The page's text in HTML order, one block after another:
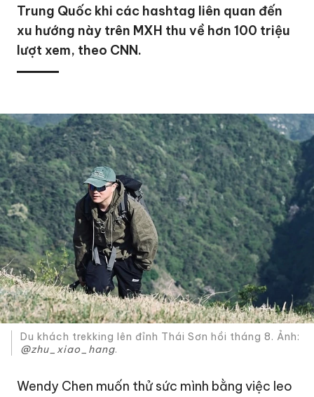
Trung Quốc khi các hashtag liên quan đến
xu hướng này trên MXH thu về hơn 100 triệu
lượt xem, theo CNN.
Du khách trekking lên đỉnh Thái Sơn hồi tháng 8. Ảnh:
@zhu_xiao_hang.
Wendy Chen muốn thử sức mình bằng việc leo